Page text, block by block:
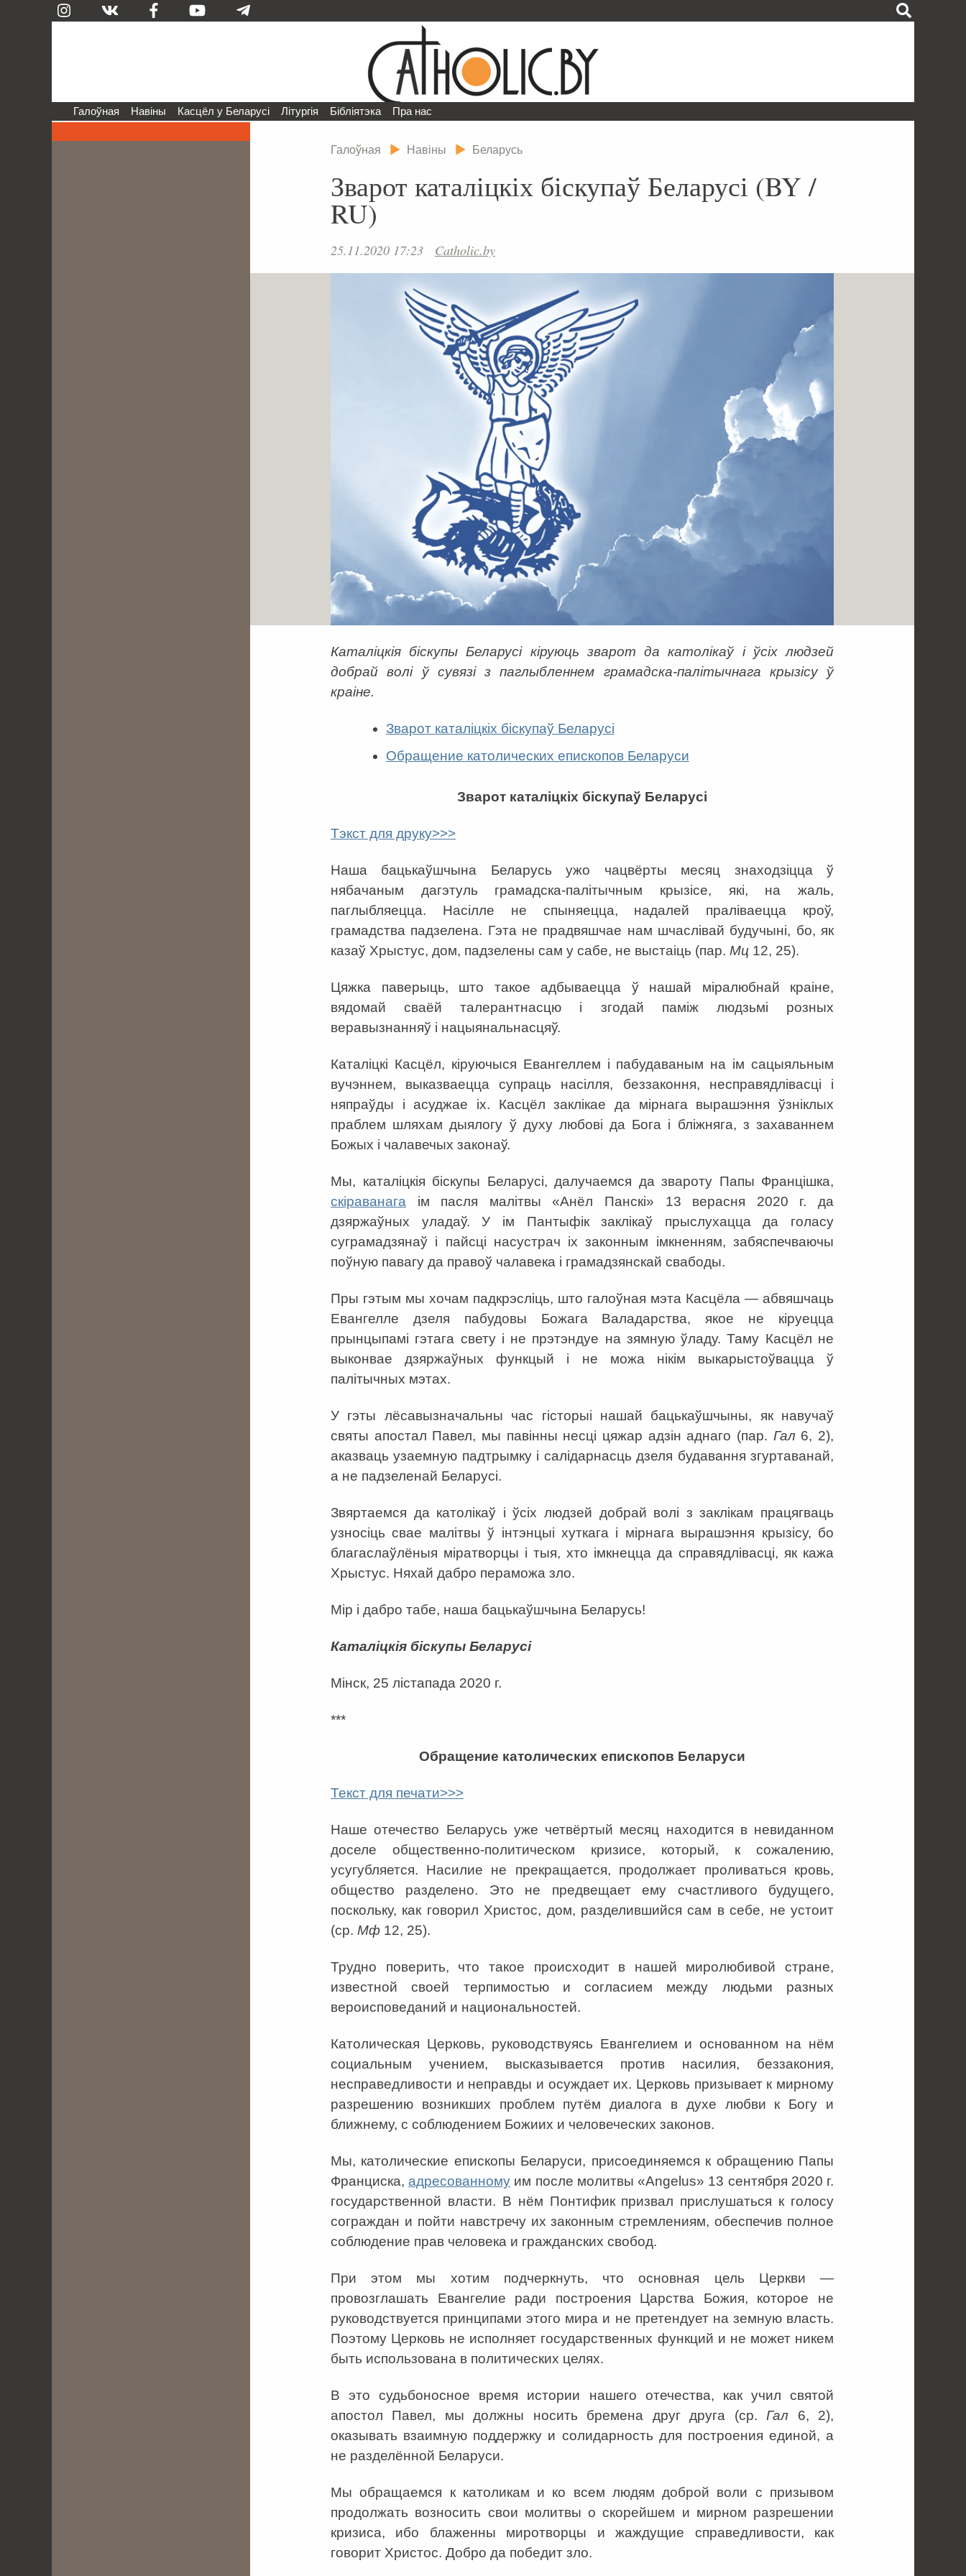
Галоўная Навіны Касцёл у Беларусі Літургія Бібліятэка Пра нас
Галоўная Навіны Беларусь
Зварот каталіцкіх біскупаў Беларусі (BY /
RU)
25.11.2020 17:23 Catholic.by
Каталіцкія біскупы Беларусі кіруюць зварот да католікаў і ўсіх людзей
добрай волі ў сувязі з паглыбленнем грамадска-палітычнага крызісу ў
краіне.
Зварот каталіцкіх біскупаў Беларусі
Обращение католических епископов Беларуси
Зварот каталіцкіх біскупаў Беларусі
Тэкст для друку>>>
Наша бацькаўшчына Беларусь ужо чацвёрты месяц знаходзіцца ў
нябачаным дагэтуль грамадска-палітычным крызісе, які, на жаль,
паглыбляецца. Насілле не спыняецца, надалей праліваецца кроў,
грамадства падзелена. Гэта не прадвяшчае нам шчаслівай будучыні, бо, як
казаў Хрыстус, дом, падзелены сам у сабе, не выстаіць (пар. Мц 12, 25).
Цяжка паверыць, што такое адбываецца ў нашай міралюбнай краіне,
вядомай сваёй талерантнасцю і згодай паміж людзьмі розных
веравызнанняў і нацыянальнасцяў.
Каталіцкі Касцёл, кіруючыся Евангеллем і пабудаваным на ім сацыяльным
вучэннем, выказваецца супраць насілля, беззаконня, несправядлівасці і
няпраўды і асуджае іх. Касцёл заклікае да мірнага вырашэння ўзніклых
праблем шляхам дыялогу ў духу любові да Бога і бліжняга, з захаваннем
Божых і чалавечых законаў.
Мы, каталіцкія біскупы Беларусі, далучаемся да звароту Папы Францішка,
скіраванага ім пасля малітвы «Анёл Панскі» 13 верасня 2020 г. да
дзяржаўных уладаў. У ім Пантыфік заклікаў прыслухацца да голасу
суграмадзянаў і пайсці насустрач іх законным імкненням, забяспечваючы
поўную павагу да правоў чалавека і грамадзянскай свабоды.
Пры гэтым мы хочам падкрэсліць, што галоўная мэта Касцёла — абвяшчаць
Евангелле дзеля пабудовы Божага Валадарства, якое не кіруецца
прынцыпамі гэтага свету і не прэтэндуе на зямную ўладу. Таму Касцёл не
выконвае дзяржаўных функцый і не можа нікім выкарыстоўвацца ў
палітычных мэтах.
У гэты лёсавызначальны час гісторыі нашай бацькаўшчыны, як навучаў
святы апостал Павел, мы павінны несці цяжар адзін аднаго (пар. Гал6, 2),
аказваць узаемную падтрымку і салідарнасць дзеля будавання згуртаванай,
а не падзеленай Беларусі.
Звяртаемся да католікаў і ўсіх людзей добрай волі з заклікам працягваць
узносіць свае малітвы ў інтэнцыі хуткага і мірнага вырашэння крызісу, бо
благаслаўлёныя міратворцы і тыя, хто імкнецца да справядлівасці, як кажа
Хрыстус. Няхай дабро пераможа зло.
Мір і дабро табе, наша бацькаўшчына Беларусь!
Каталіцкія біскупы Беларусі
Мінск, 25 лістапада 2020 г.
***
Обращение католических епископов Беларуси
Текст для печати>>>
Наше отечество Беларусь уже четвёртый месяц находится в невиданном
доселе общественно-политическом кризисе, который, к сожалению,
усугубляется. Насилие не прекращается, продолжает проливаться кровь,
общество разделено. Это не предвещает ему счастливого будущего,
поскольку, как говорил Христос, дом, разделившийся сам в себе, не устоит
(ср. Мф 12, 25).
Трудно поверить, что такое происходит в нашей миролюбивой стране,
известной своей терпимостью и согласием между людьми разных
вероисповеданий и национальностей.
Католическая Церковь, руководствуясь Евангелием и основанном на нём
социальным учением, высказывается против насилия, беззакония,
несправедливости и неправды и осуждает их. Церковь призывает к мирному
разрешению возникших проблем путём диалога в духе любви к Богу и
ближнему, с соблюдением Божиих и человеческих законов.
Мы, католические епископы Беларуси, присоединяемся к обращению Папы
Франциска,адресованному им после молитвы «Angelus» 13 сентября 2020 г.
государственной власти. В нём Понтифик призвал прислушаться к голосу
сограждан и пойти навстречу их законным стремлениям, обеспечив полное
соблюдение прав человека и гражданских свобод.
При этом мы хотим подчеркнуть, что основная цель Церкви —
провозглашать Евангелие ради построения Царства Божия, которое не
руководствуется принципами этого мира и не претендует на земную власть.
Поэтому Церковь не исполняет государственных функций и не может никем
быть использована в политических целях.
В это судьбоносное время истории нашего отечества, как учил святой
апостол Павел, мы должны носить бремена друг друга (ср.Гал 6, 2),
оказывать взаимную поддержку и солидарность для построения единой, а
не разделённой Беларуси.
Мы обращаемся к католикам и ко всем людям доброй воли с призывом
продолжать возносить свои молитвы о скорейшем и мирном разрешении
кризиса, ибо блаженны миротворцы и жаждущие справедливости, как
говорит Христос. Добро да победит зло.